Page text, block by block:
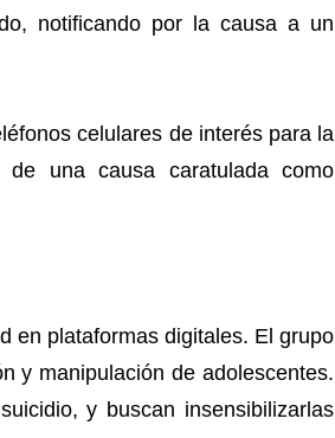
notificando por la causa a un
celulares de interés para la
de una causa caratulada como
en plataformas digitales. El grupo
y manipulación de adolescentes.
y buscan insensibilizarlas